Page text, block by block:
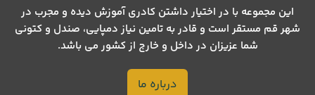
این مجموعه با در اختیار داشتن کادری آموزش دیده و مجرب در
شهر قم مستقر است و قادر به تامین نیاز دمپایی، صندل و کتونی
شما عزیزان در داخل و خارج از کشور می باشد.
درباره ما